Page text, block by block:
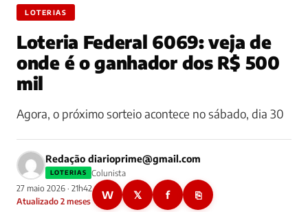
LOTERIAS
Loteria Federal 6069: veja de
onde é o ganhador dos R$ 500
mil
Agora, o próximo sorteio acontece no sábado, dia 30
Redação diarioprime@gmail.com
LOTERIAS
Colunista
27 maio 2026 · 21h42
Atualizado 2 meses
W 𝕏 f ⎘